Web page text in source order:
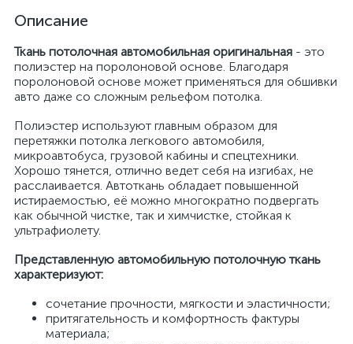
Описание
Ткань потолочная автомобильная оригинальная - это
полиэстер на поролоновой основе. Благодаря
поролоновой основе может применяться для обшивки
авто даже со сложным рельефом потолка.
Полиэстер используют главным образом для
перетяжки потолка легкового автомобиля,
микроавтобуса, грузовой кабины и спецтехники.
Хорошо тянется, отлично ведет себя на изгибах, не
расслаивается. Автоткань обладает повышенной
истираемостью, её можно многократно подвергать
как обычной чистке, так и химчистке, стойкая к
ультрафиолету.
Представленную автомобильную потолочную ткань
характеризуют:
сочетание прочности, мягкости и эластичности;
притягательность и комфортность фактуры
материала;